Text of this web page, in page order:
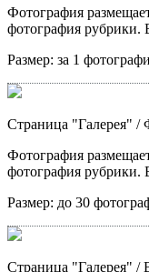
Фотография
фотография рубрики.
Размер: за 1
Страница "Галерея" /
Фотография
фотография рубрики.
Размер: до 30
Страница "Галерея" /